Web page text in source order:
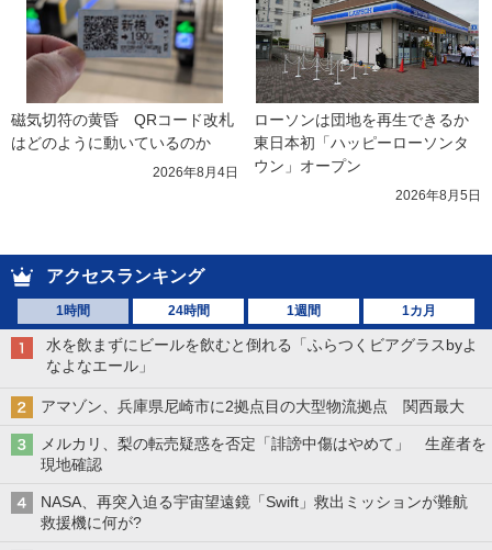
磁気切符の黄昏　QRコード改札
はどのように動いているのか
2026年8月4日
ローソンは団地を再生できるか
東日本初「ハッピーローソンタ
ウン」オープン
2026年8月5日
アクセスランキング
1時間 24時間 1週間 1カ月
水を飲まずにビールを飲むと倒れる「ふらつくビアグラスbyよ
なよなエール」
アマゾン、兵庫県尼崎市に2拠点目の大型物流拠点 関西最大
メルカリ、梨の転売疑惑を否定「誹謗中傷はやめて」 生産者を
現地確認
NASA、再突入迫る宇宙望遠鏡「Swift」救出ミッションが難航
救援機に何が?